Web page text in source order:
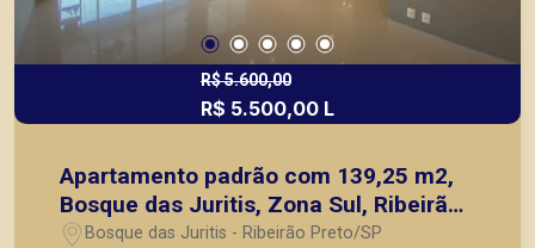
R$ 5.600,00
R$ 5.500,00 L
Apartamento padrão com 139,25 m2,
Bosque das Juritis, Zona Sul, Ribeirão
Preto SP
Bosque das Juritis - Ribeirão Preto/SP